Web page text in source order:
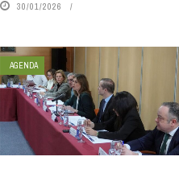
30/01/2026
AGENDA